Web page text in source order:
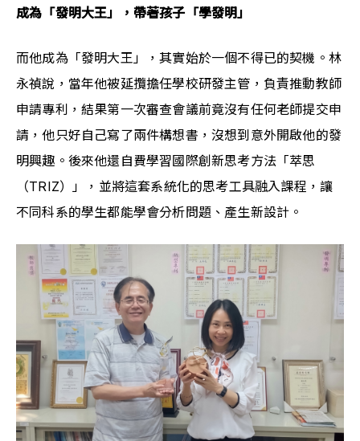
成為「發明大王」，帶著孩子「學發明」
而他成為「發明大王」，其實始於一個不得已的契機。林
永禎說，當年他被延攬擔任學校研發主管，負責推動教師
申請專利，結果第一次審查會議前竟沒有任何老師提交申
請，他只好自己寫了兩件構想書，沒想到意外開啟他的發
明興趣。後來他還自費學習國際創新思考方法「萃思
（TRIZ）」，並將這套系統化的思考工具融入課程，讓
不同科系的學生都能學會分析問題、產生新設計。